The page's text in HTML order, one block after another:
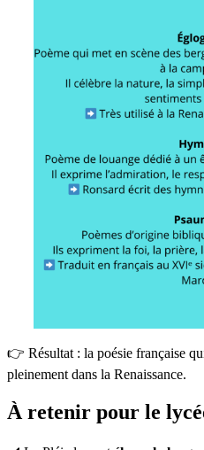
👉 Résultat : la poésie française
pleinement dans la Renaissance.
À retenir pour le